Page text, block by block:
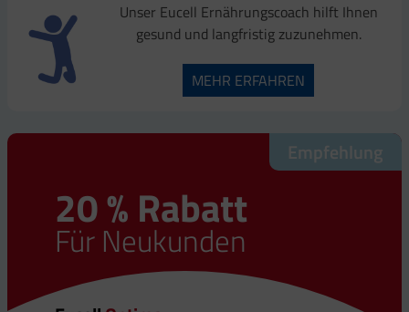
Unser Eucell Ernährungscoach hilft Ihnen
gesund und langfristig zuzunehmen.
MEHR ERFAHREN
Empfehlung
20 % Rabatt
Für Neukunden
Empfehlung
20 % Rabatt
Für Neukunden